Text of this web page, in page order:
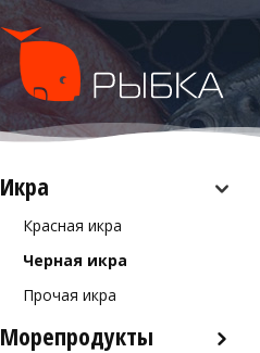
Икра
Красная икра
Черная икра
Прочая икра
Морепродукты